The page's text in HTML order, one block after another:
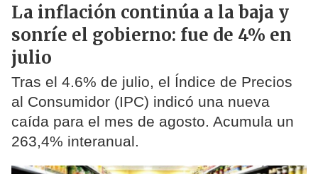
La inflación continúa a la baja y
sonríe el gobierno: fue de 4% en
julio
Tras el 4.6% de julio, el Índice de Precios
al Consumidor (IPC) indicó una nueva
caída para el mes de agosto. Acumula un
263,4% interanual.